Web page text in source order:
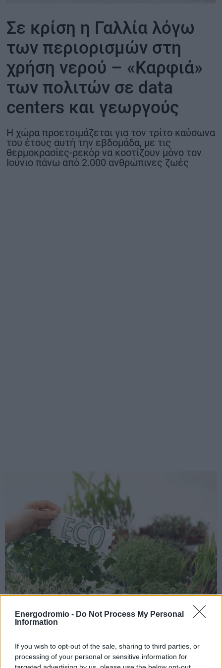
Energodromio - Do Not Process My Personal
Information
If you wish to opt-out of the sale, sharing to third parties, or
processing of your personal or sensitive information for
ΟΙΚΟΝΟΜΙΑ - ΕΠΙΧΕΙΡΗΣΕΙΣ
MY PROPERTY
ΚΑΡΑΜΠΟΛΕΣ
ΕΠΙΚΟΙΝΩΝΙΑ
ΤΑΥΤΟΤΗΤΑ
Σε κρίση η Γαλλία λόγω
των περιορισμών στη
χρήση νερού – «Καρφιά»
των πολιτών σε data
centers και γεωργούς
H χώρα προετοιμάζεται για τον τρίτο καύσωνα
του έτους αυτή την εβδομάδα, με τις
θερμοκρασίες-ρεκόρ να κοστίζουν μόνο τον
Ιούνιο πάνω από 2.000 ανθρώπινες ζωές
του ανθρακικού αποτυπώματος στις
καλλιέργειες από το ΥΠΑΑΤ